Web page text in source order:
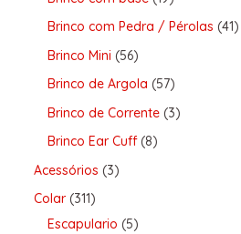
Brinco com Pedra / Pérolas 41
Brinco Mini 56
Brinco de Argola 57
Brinco de Corrente 3
Brinco Ear Cuff 8
Acessórios 3
Colar 311
Escapulario 5